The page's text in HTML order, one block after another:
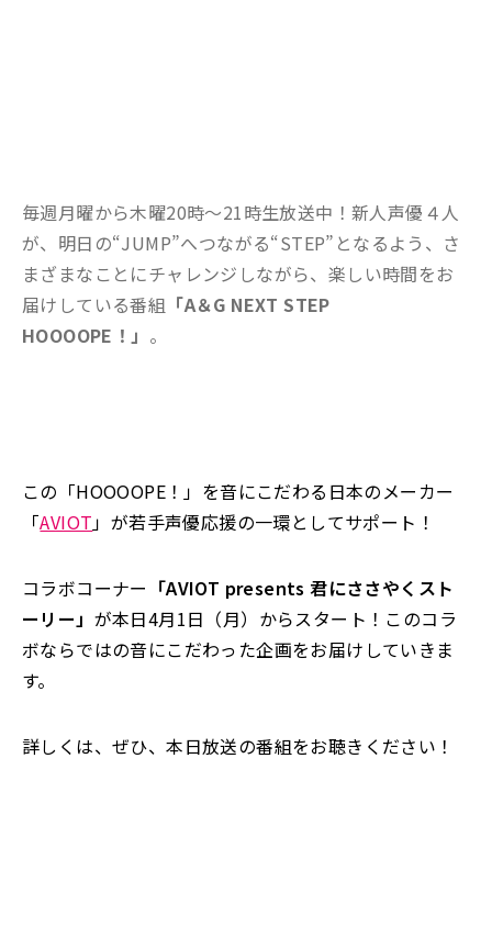
毎週月曜から木曜20時〜21時生放送中！新人声優４人
が、明日の“JUMP”へつながる“STEP”となるよう、さ
まざまなことにチャレンジしながら、楽しい時間をお
届けしている番組 「A＆G NEXT STEP
HOOOOPE！」 。
この「HOOOOPE！」を音にこだわる日本のメーカー
「AVIOT」が若手声優応援の一環としてサポート！
コラボコーナー 「AVIOT presents 君にささやくスト
ーリー」 が本日4月1日（月）からスタート！このコラ
ボならではの音にこだわった企画をお届けしていきま
す。
詳しくは、ぜひ、本日放送の番組をお聴きください！